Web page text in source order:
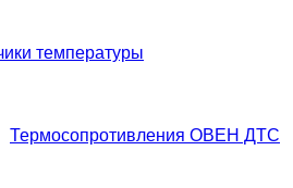
температуры
Термосопротивления ОВЕН ДТС